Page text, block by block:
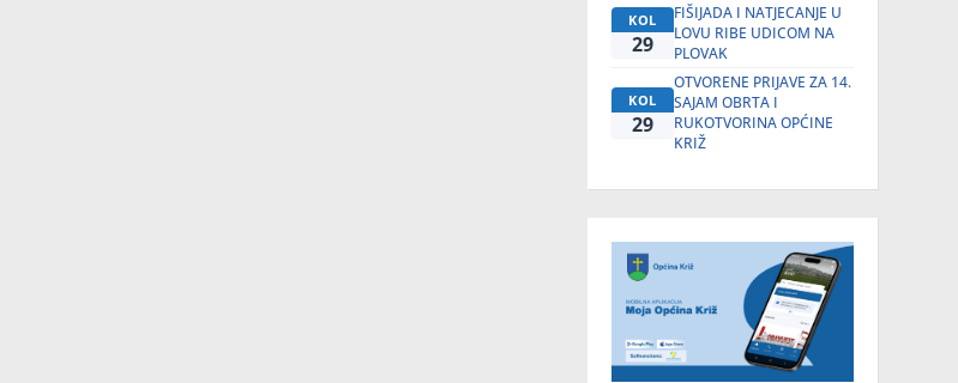
KOL
29
FIŠIJADA I NATJECANJE U
LOVU RIBE UDICOM NA
PLOVAK
KOL
29
OTVORENE PRIJAVE ZA 14.
SAJAM OBRTA I
RUKOTVORINA OPĆINE
KRIŽ